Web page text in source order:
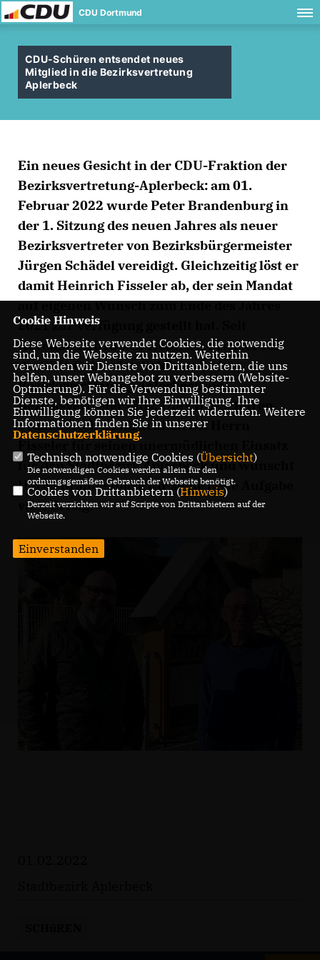
CDU Dortmund
CDU-Schüren entsendet neues
Mitglied in die Bezirksvertretung
Aplerbeck
Ein neues Gesicht in der CDU-Fraktion der
Bezirksvertretung-Aplerbeck: am 01.
Februar 2022 wurde Peter Brandenburg in
der 1. Sitzung des neuen Jahres als neuer
Bezirksvertreter von Bezirksbürgermeister
Jürgen Schädel vereidigt. Gleichzeitig löst er
damit Heinrich Fisseler ab, der sein Mandat
auf eigenen Wunsch zum Ende des Jahres
2021 zur Verfügung gestellt hat. Seit
November 2016 war Heinrich Fisseler für
die CDU-Ortsunion Schüren in der
Bezirksvertretung Aplerbeck als
Bezirksvertreter tätig. Die CDU-Schüren
bedankt sich ausdrücklich bei Herrn
Fisseler für seinen unermüdlichen Einsatz
für den Stadtbezirk Aplerbeck und wünscht
Herrn Brandenburg für seine neue Aufgabe
viele Erfolg.
Cookie Hinweis
Diese Webseite verwendet Cookies, die notwendig
sind, um die Webseite zu nutzen. Weiterhin
verwenden wir Dienste von Drittanbietern, die uns
helfen, unser Webangebot zu verbessern (Website-
Optmierung). Für die Verwendung bestimmter
Dienste, benötigen wir Ihre Einwilligung. Ihre
Einwilligung können Sie jederzeit widerrufen. Weitere
Informationen finden Sie in unserer
Datenschutzerklärung.
Technisch notwendige Cookies (Übersicht)
Die notwendigen Cookies werden allein für den
ordnungsgemäßen Gebrauch der Webseite benötigt.
Cookies von Drittanbietern (Hinweis)
Derzeit verzichten wir auf Scripte von Drittanbietern auf der
Webseite.
Einverstanden